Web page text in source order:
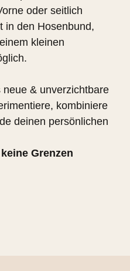
oder seitlich
in den Hosenbund,
kleinen
& unverzichtbare
kombiniere
deinen persönlichen
Grenzen